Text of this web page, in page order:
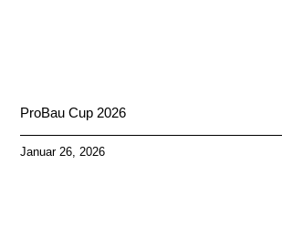
ProBau Cup 2026
Januar 26, 2026